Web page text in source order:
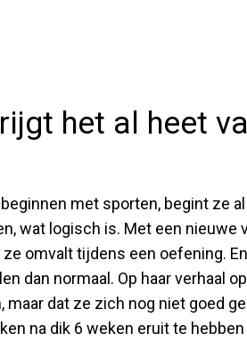
het al heet
met sporten, begint ze
wat logisch is. Met een nieuwe
omvalt tijdens een oefening.
dan normaal. Op haar verhaal
maar dat ze zich nog niet goed
na dik 6 weken eruit te